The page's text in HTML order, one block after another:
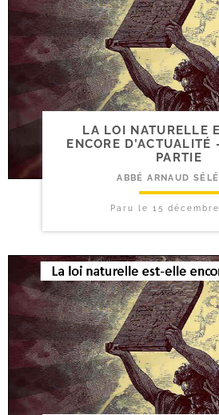
LA LOI NATURELLE
ENCORE D’ACTUALITÉ
PARTIE
ABBÉ ARNAUD
Paru le 15